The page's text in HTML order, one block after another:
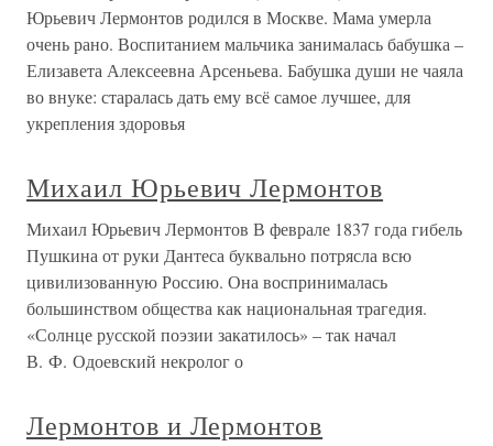
Юрьевич Лермонтов родился в Москве. Мама умерла
очень рано. Воспитанием мальчика занималась бабушка –
Елизавета Алексеевна Арсеньева. Бабушка души не чаяла
во внуке: старалась дать ему всё самое лучшее, для
укрепления здоровья
Михаил Юрьевич Лермонтов
Михаил Юрьевич Лермонтов В феврале 1837 года гибель
Пушкина от руки Дантеса буквально потрясла всю
цивилизованную Россию. Она воспринималась
большинством общества как национальная трагедия.
«Солнце русской поэзии закатилось» – так начал
В. Ф. Одоевский некролог о
Лермонтов и Лермонтов